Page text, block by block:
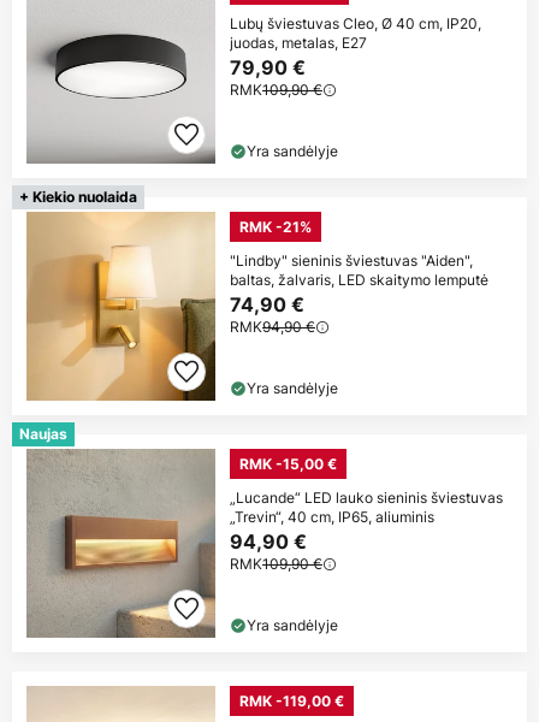
Lubų šviestuvas Cleo, Ø 40 cm, IP20,
juodas, metalas, E27
79,90 €
RMK109,90 €
Yra sandėlyje
+ Kiekio nuolaida
RMK -21%
"Lindby" sieninis šviestuvas "Aiden",
baltas, žalvaris, LED skaitymo lemputė
74,90 €
RMK94,90 €
Yra sandėlyje
Naujas
RMK -15,00 €
„Lucande“ LED lauko sieninis šviestuvas
„Trevin“, 40 cm, IP65, aliuminis
94,90 €
RMK109,90 €
Yra sandėlyje
RMK -119,00 €